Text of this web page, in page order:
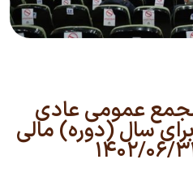
عمومی عادی
سال (دوره) مالی